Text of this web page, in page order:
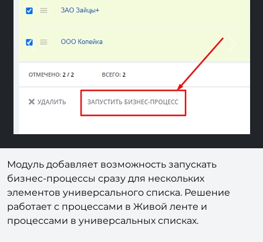
Previous
Модуль добавляет возможность запускать
бизнес-процессы сразу для нескольких
элементов универсального списка. Решение
работает с процессами в Живой ленте и
процессами в универсальных списках.